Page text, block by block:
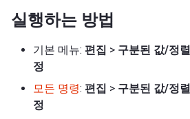
실행하는 방법
기본 메뉴: 편집 > 구분된 값/정렬
정
모든 명령: 편집 > 구분된 값/정렬
정